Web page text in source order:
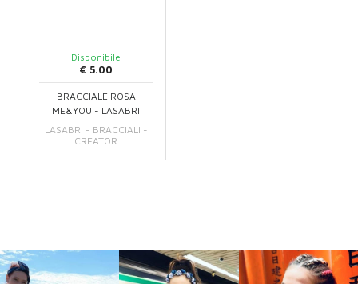
Disponibile
€ 5.00
BRACCIALE ROSA
ME&YOU - LASABRI
LASABRI - BRACCIALI -
CREATOR